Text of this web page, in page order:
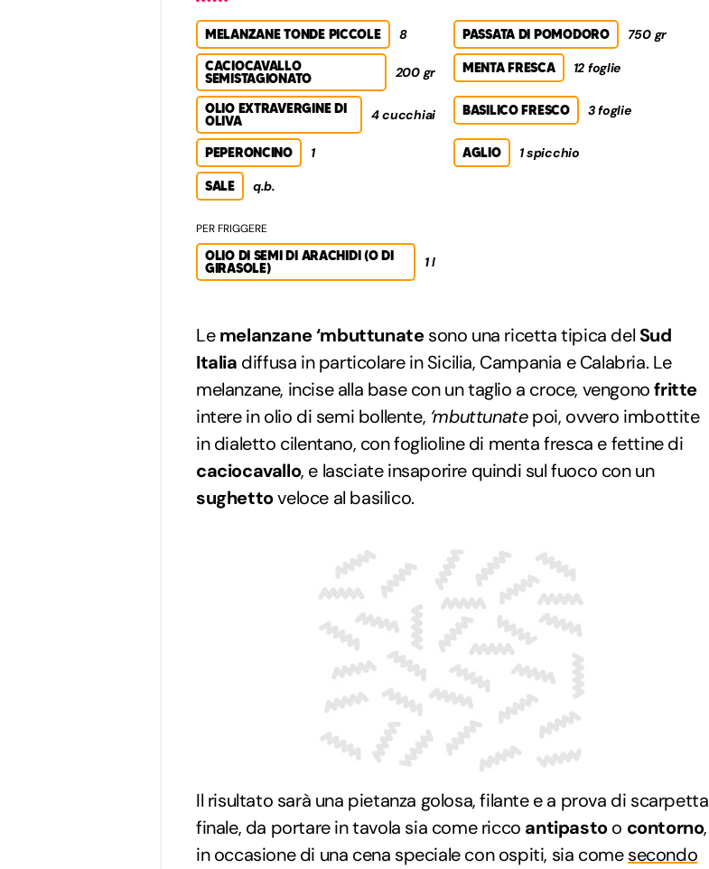
MELANZANE TONDE PICCOLE 8 PASSATA DI POMODORO
750 gr
CACIOCAVALLO
SEMISTAGIONATO 200 gr MENTA FRESCA 12 foglie
OLIO EXTRAVERGINE DI
OLIVA 4 cucchiai BASILICO FRESCO 3 foglie
PEPERONCINO 1 AGLIO 1 spicchio
SALE q.b.
PER FRIGGERE
OLIO DI SEMI DI ARACHIDI (O DI
GIRASOLE) 1 l
Lemelanzane ‘mbuttunatesono una ricetta tipica del Sud
Italia diffusa in particolare in Sicilia, Campania e Calabria. Le
melanzane, incise alla base con un taglio a croce, vengonofritte
intere in olio di semi bollente, ‘mbuttunatepoi, ovvero imbottite
in dialetto cilentano, con foglioline di menta fresca e fettine di
caciocavallo, e lasciate insaporire quindi sul fuoco con un
sughettoveloce al basilico.
Il risultato sarà una pietanza golosa, filante e a prova di scarpetta
finale, da portare in tavola sia come ricco antipastoo contorno,
in occasione di una cena speciale con ospiti, sia comesecondo